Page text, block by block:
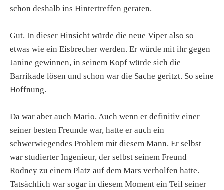
schon deshalb ins Hintertreffen geraten.
Gut. In dieser Hinsicht würde die neue Viper also so
etwas wie ein Eisbrecher werden. Er würde mit ihr gegen
Janine gewinnen, in seinem Kopf würde sich die
Barrikade lösen und schon war die Sache geritzt. So seine
Hoffnung.
Da war aber auch Mario. Auch wenn er definitiv einer
seiner besten Freunde war, hatte er auch ein
schwerwiegendes Problem mit diesem Mann. Er selbst
war studierter Ingenieur, der selbst seinem Freund
Rodney zu einem Platz auf dem Mars verholfen hatte.
Tatsächlich war sogar in diesem Moment ein Teil seiner